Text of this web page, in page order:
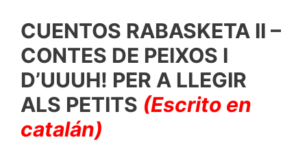
CUENTOS RABASKETA II –
CONTES DE PEIXOS I
D’UUUH! PER A LLEGIR
ALS PETITS (Escrito en
catalán)